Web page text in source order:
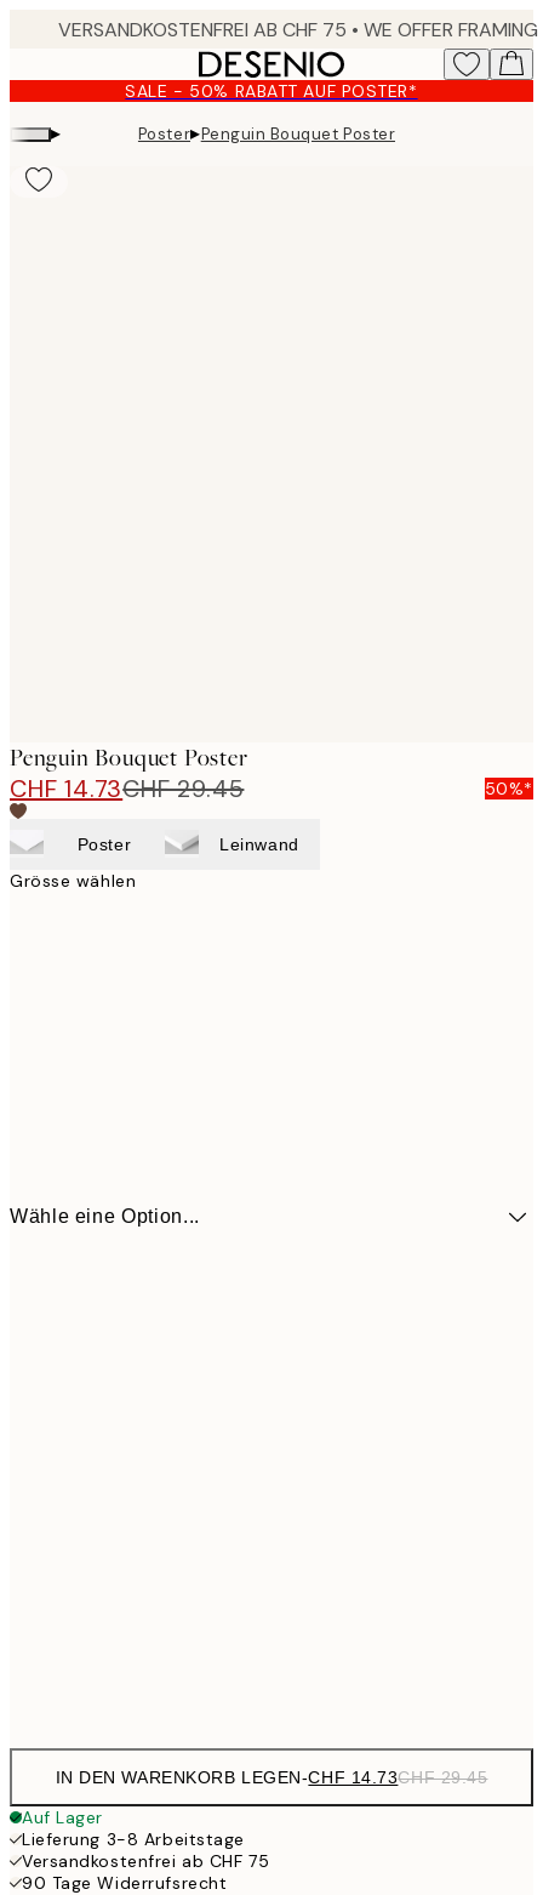
content.
SALE - 50% RABATT AUF POSTER*
▸ Poster▸Penguin Bouquet Poster
Penguin Bouquet Poster
CHF 14.73CHF 29.45 50%*
Poster Leinwand
Grösse wählen
Wähle eine Option...
IN DEN WARENKORB LEGEN-CHF 14.73CHF 29.45
Auf Lager
Lieferung 3-8 Arbeitstage
Versandkostenfrei ab CHF 75
90 Tage Widerrufsrecht